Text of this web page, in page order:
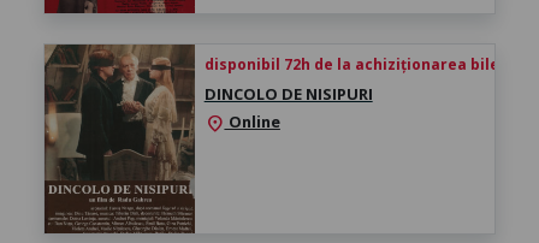
disponibil 72h de la achiziționarea biletului
DINCOLO DE NISIPURI
location_on Online